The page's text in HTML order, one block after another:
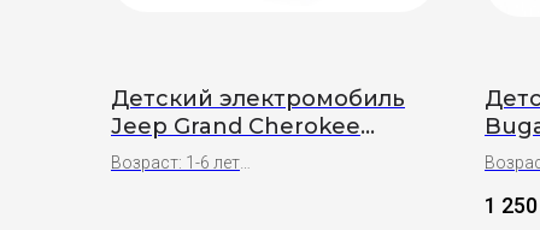
Детский электромобиль
Jeep Grand Cherokee
Лицензия (белый)
Возраст: 1-6 лет
1 250